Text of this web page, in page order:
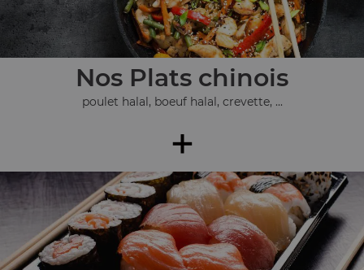
Nos Plats chinois
poulet halal, boeuf halal, crevette, ...
+